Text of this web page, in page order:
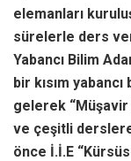
elemanları
sürelerle ders
Yabancı Bilim
bir kısım
gelerek “Müşavir
ve çeşitli derslere
önce İ.İ.E